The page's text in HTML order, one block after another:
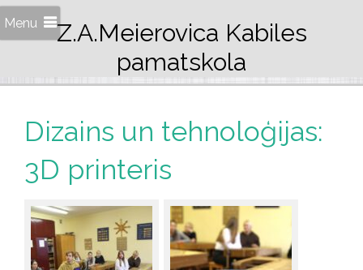
Menu
Z.A.Meierovica Kabiles
pamatskola
Dizains un tehnoloģijas:
3D printeris